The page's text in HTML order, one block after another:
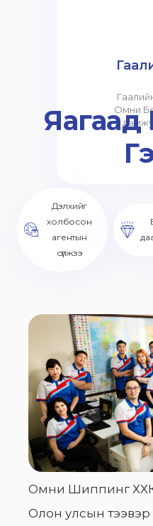
Омни
Дэлхийг
холбосон
агентын
сүлжээ
Омни Шиппинг ХХК
Олон улсын тээвэр